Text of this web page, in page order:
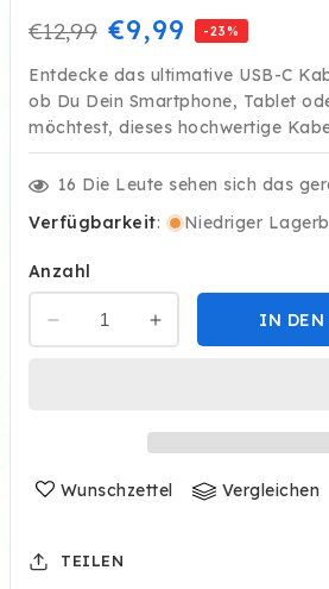
Normaler
Preis
€12,99 Verkaufspreis
€9,99 -23%
Entdecke das ultimative USB-C
ob Du Dein Smartphone, Tablet
möchtest, dieses hochwertige
16 Die Leute sehen sich das
Verfügbarkeit: Niedriger
Anzahl
Verringere
die
Ladekabel
USB-
USB-
Erhöhe
die
2m
Ladekabel
USB-
IN DEN
Wunschzettel Vergleichen
TEILEN